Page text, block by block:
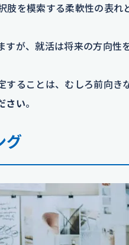
を模索する柔軟性の表れ
が、就活は将来の方向性
ることは、むしろ前向き
さい。
グ